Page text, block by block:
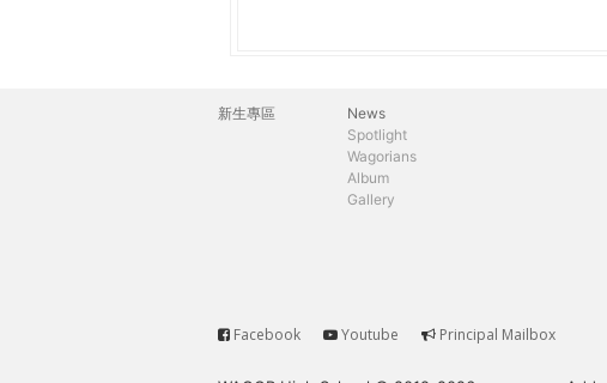
主
新生專區
News
Spotlight
Wagorians
Album
Gallery
Service
Facebook Youtube Principal Mailbox